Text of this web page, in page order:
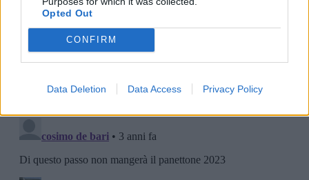
Opted Out
CONFIRM
Data Deletion Data Access Privacy Policy